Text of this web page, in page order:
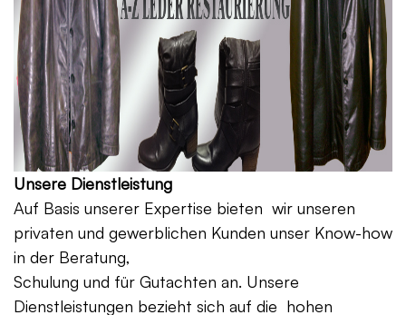
Unsere Dienstleistung
Auf Basis unserer Expertise bieten wir unseren
privaten und gewerblichen Kunden unser Know-how
in der Beratung,
Schulung und für Gutachten an. Unsere
Dienstleistungen bezieht sich auf die hohen